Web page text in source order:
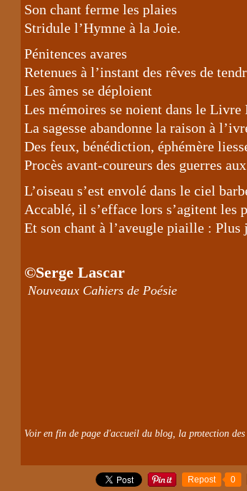
Son chant ferme les plaies
Stridule l’Hymne à la Joie.
Pénitences avares
Retenues à l’instant des rêves de
Les âmes se déploient
Les mémoires se noient dans le
La sagesse abandonne la raison à
Des feux, bénédiction, éphémère
Procès avant-coureurs des guerres
L’oiseau s’est envolé dans le ciel
Accablé, il s’efface lors s’agitent les
Et son chant à l’aveugle piaille : Plus
©Serge Lascar
Nouveaux Cahiers de Poésie
Voir en fin de page d'accueil du blog, la protection des
Repost 0